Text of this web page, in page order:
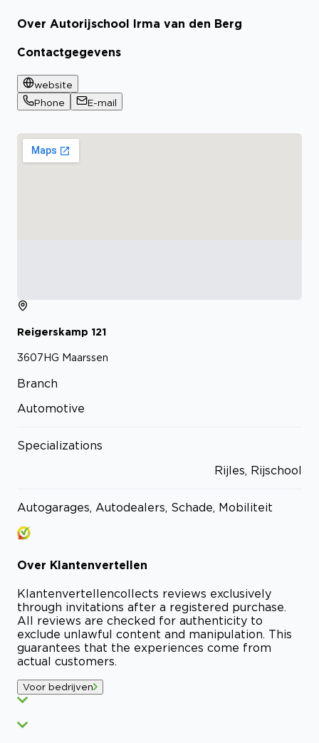
Over Autorijschool Irma van den Berg
Contactgegevens
website
Phone
E-mail
Reigerskamp 121
3607HG Maarssen
Branch
Automotive
Specializations
Rijles, Rijschool
Autogarages, Autodealers, Schade, Mobiliteit
Over Klantenvertellen
Klantenvertellencollects reviews exclusively
through invitations after a registered purchase.
All reviews are checked for authenticity to
exclude unlawful content and manipulation. This
guarantees that the experiences come from
actual customers.
Voor bedrijven